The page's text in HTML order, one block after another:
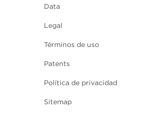
Data
Legal
Términos de uso
Patents
Política de privacidad
Sitemap